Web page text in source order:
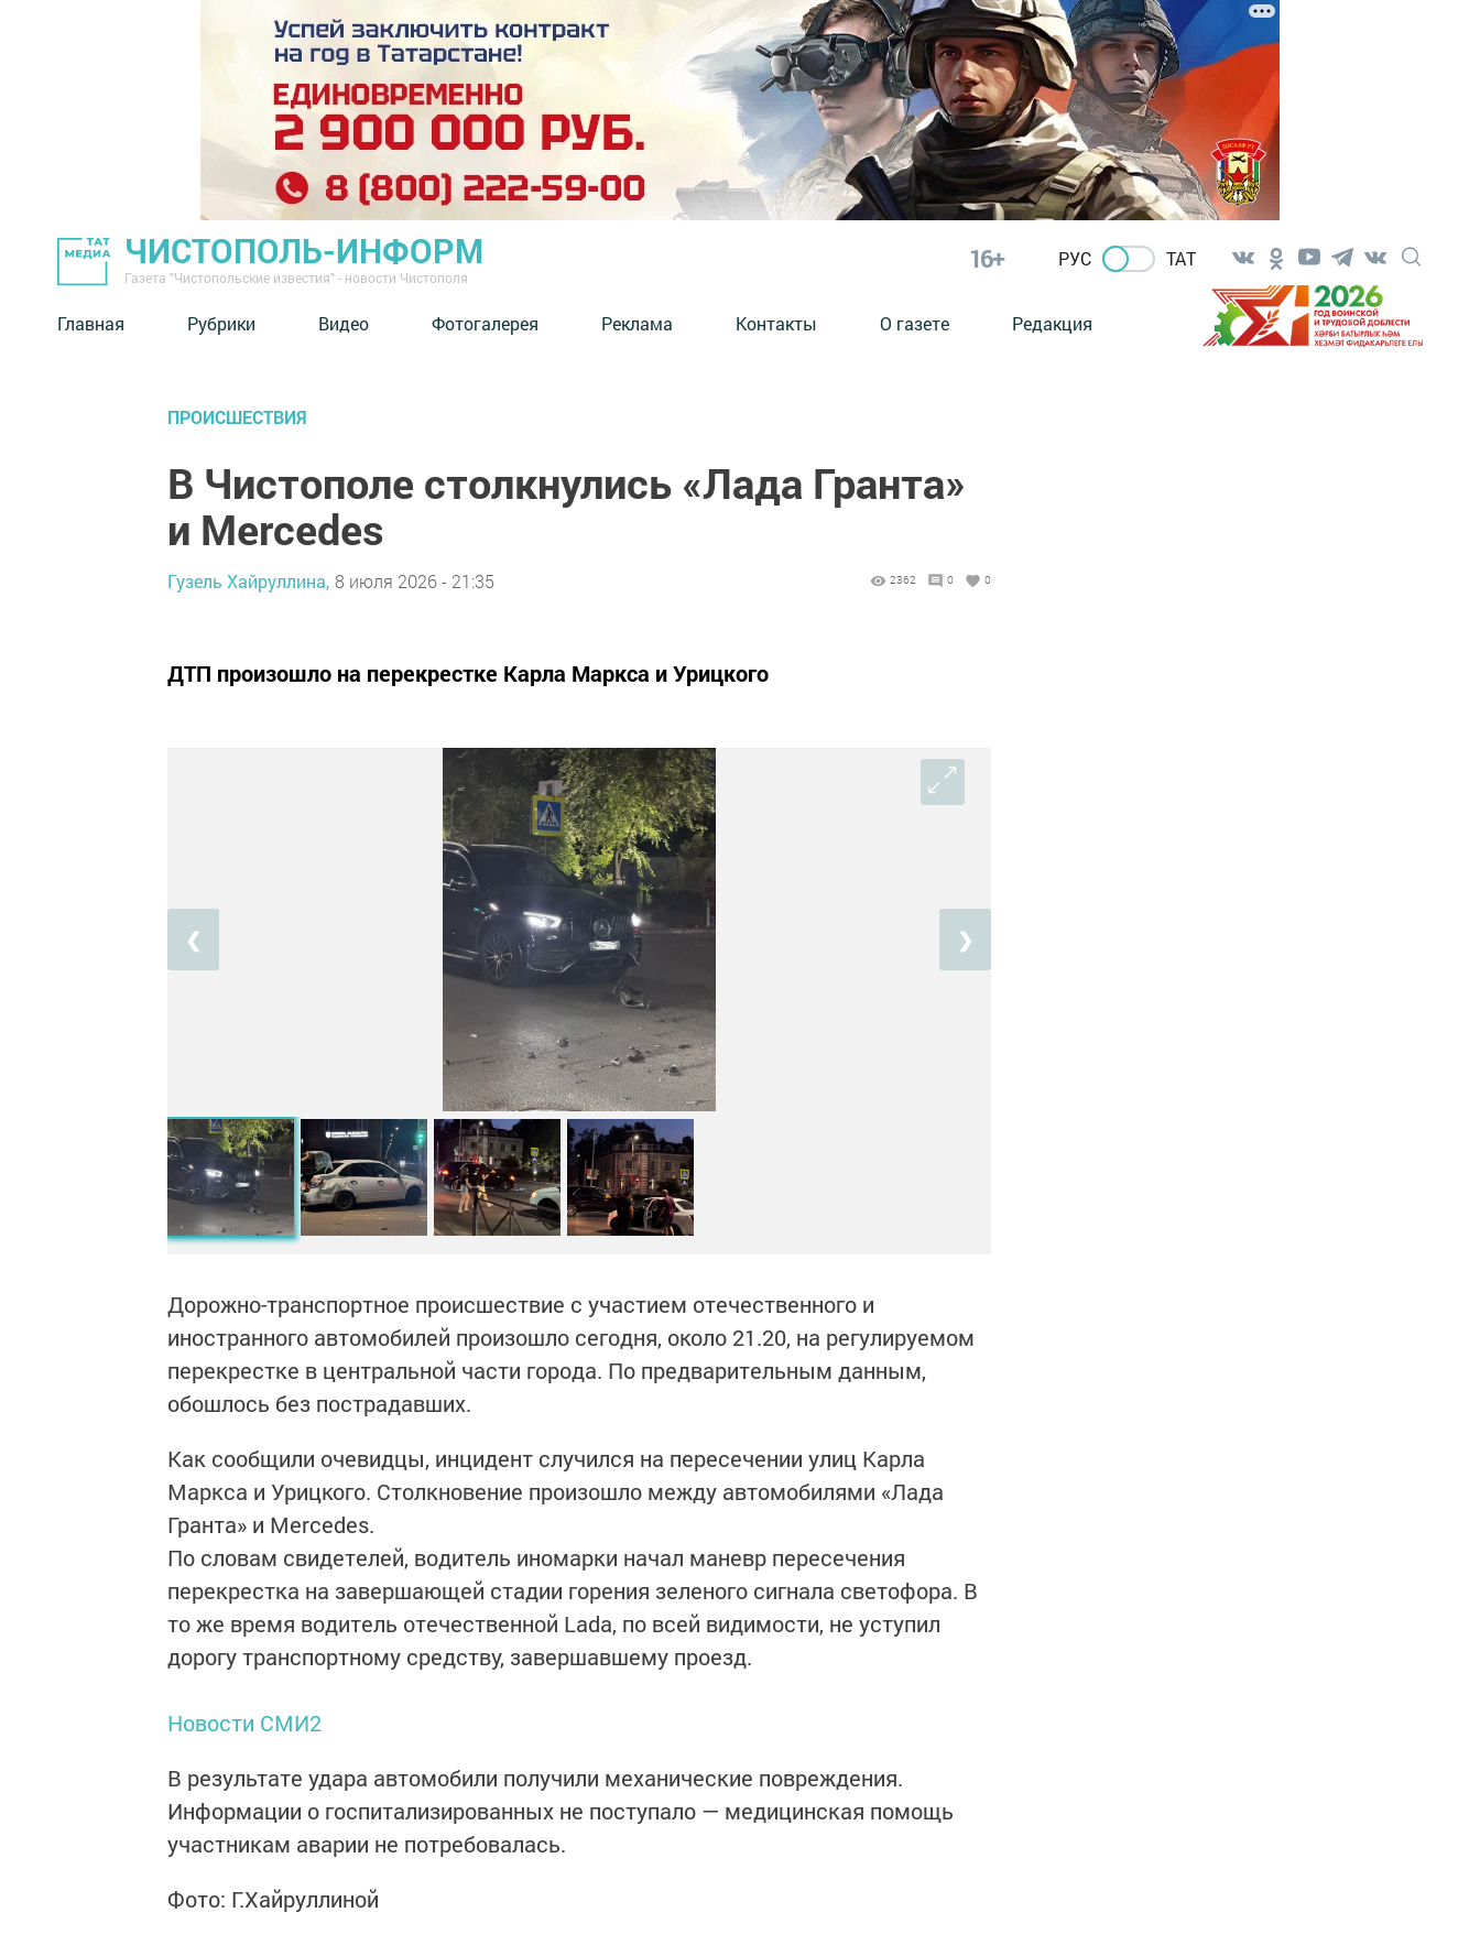
ЧИСТОПОЛЬ-ИНФОРМ
Газета "Чистопольские известия" - новости Чистополя
16+ РУС ТАТ
Главная Рубрики Видео Фотогалерея Реклама Контакты О газете Редакция
ПРОИСШЕСТВИЯ
В Чистополе столкнулись «Лада Гранта»
и Mercedes
Гузель Хайруллина, 8 июля 2026 - 21:35 2362 0 0
ДТП произошло на перекрестке Карла Маркса и Урицкого
❮ ❯
Дорожно-транспортное происшествие с участием отечественного и
иностранного автомобилей произошло сегодня, около 21.20, на регулируемом
перекрестке в центральной части города. По предварительным данным,
обошлось без пострадавших.
Как сообщили очевидцы, инцидент случился на пересечении улиц Карла
Маркса и Урицкого. Столкновение произошло между автомобилями «Лада
Гранта» и Mercedes.
По словам свидетелей, водитель иномарки начал маневр пересечения
перекрестка на завершающей стадии горения зеленого сигнала светофора. В
то же время водитель отечественной Lada, по всей видимости, не уступил
дорогу транспортному средству, завершавшему проезд.
Новости СМИ2
В результате удара автомобили получили механические повреждения.
Информации о госпитализированных не поступало — медицинская помощь
участникам аварии не потребовалась.
Фото: Г.Хайруллиной